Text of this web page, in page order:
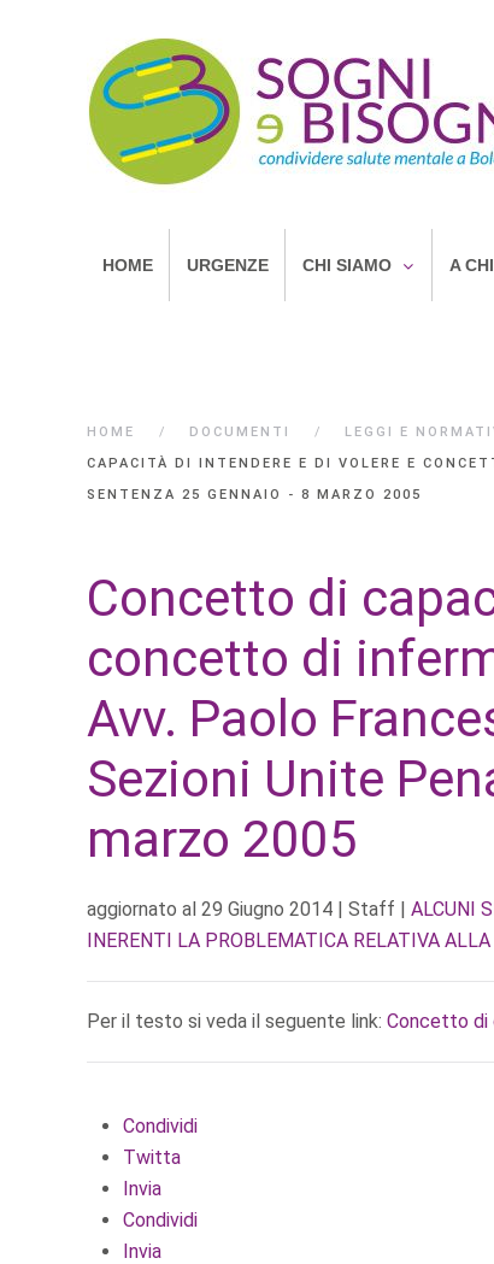
HOME URGENZE CHI SIAMO A
HOME DOCUMENTI LEGGI E
CAPACITÀ DI INTENDERE E DI VOLERE E
SENTENZA 25 GENNAIO - 8 MARZO 2005
Concetto di
concetto di
Avv. Paolo
Sezioni Unite
marzo 2005
aggiornato al 29 Giugno 2014 | Staff | ALCUNI
INERENTI LA PROBLEMATICA RELATIVA
Per il testo si veda il seguente link: Concetto di
Condividi
Twitta
Invia
Condividi
Invia